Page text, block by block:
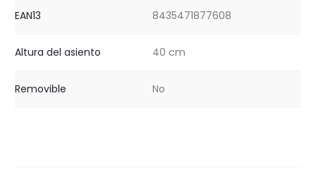
EAN13 8435471877608
Altura del asiento 40 cm
Removible No